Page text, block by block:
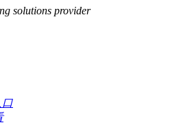
solutions provider
口